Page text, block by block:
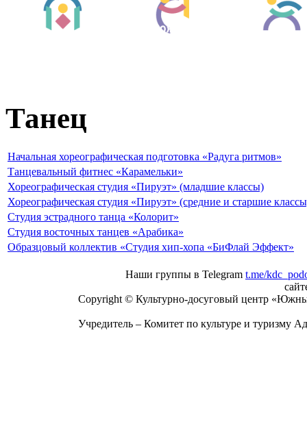
Танец
Начальная хореографическая подготовка «Радуга ритмов»
Танцевальный фитнес «Карамельки»
Хореографическая студия «Пируэт» (младшие классы)
Хореографическая студия «Пируэт» (средние и старшие
Студия эстрадного танца «Колорит»
Студия восточных танцев «Арабика»
Образцовый коллектив «Студия хип-хопа «БиФлай Эффект»
Наши группы в Telegram t.me/
Copyright © Культурно-досуговый центр
Учредитель – Комитет по культуре и туризму